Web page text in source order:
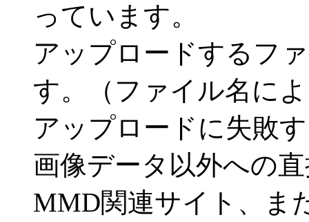
っています。
アップロードするフ
す。（ファイル名に
アップロードに失敗
画像データ以外への
MMD関連サイト、ま